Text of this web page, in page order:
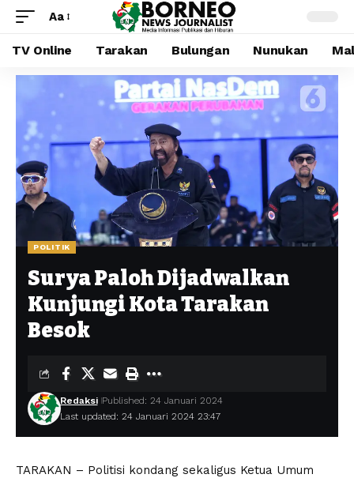
Aa
TV Online Tarakan Bulungan Nunukan
POLITIK
Surya Paloh Dijadwalkan
Kunjungi Kota Tarakan
Besok
Last updated: 24 Januari 2024 23:47
Redaksi Published: 24 Januari 2024
TARAKAN – Politisi kondang sekaligus Ketua Umum